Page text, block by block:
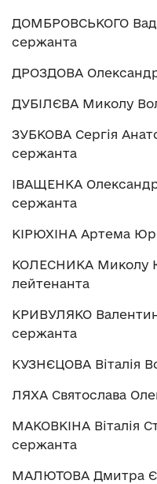
ДОМБРОВСЬКОГО
сержанта
ДРОЗДОВА
ДУБІЛЄВА Миколу
ЗУБКОВА Сергія
сержанта
ІВАЩЕНКА
сержанта
КІРЮХІНА Артема
КОЛЕСНИКА Миколу
лейтенанта
КРИВУЛЯКО
сержанта
КУЗНЄЦОВА Віталія
ЛЯХА Святослава
МАКОВКІНА Віталія
сержанта
МАЛЮТОВА Дмитра